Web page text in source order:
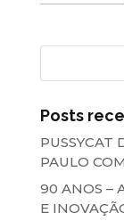
Posts
PUSSYCAT
PAULO
90 ANOS –
E